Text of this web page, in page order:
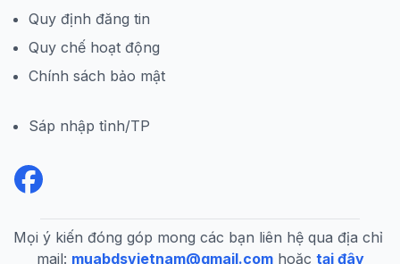
Quy định đăng tin
Quy chế hoạt động
Chính sách bảo mật
Sáp nhập tỉnh/TP
Mọi ý kiến đóng góp mong các bạn liên hệ qua địa chỉ
mail: muabdsvietnam@gmail.com hoặc tại đây